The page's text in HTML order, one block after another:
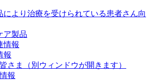
により治療を受けられている患者さん向
ア製品
情報
報
さま
（別ウィンドウが開きます）
報